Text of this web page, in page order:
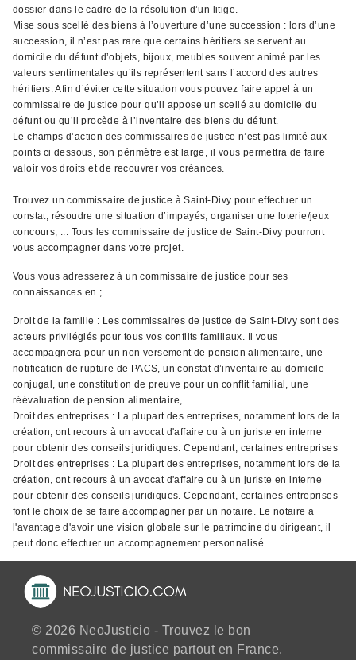
dossier dans le cadre de la résolution d’un litige.
Mise sous scellé des biens à l’ouverture d’une succession : lors d’une
succession, il n’est pas rare que certains héritiers se servent au
domicile du défunt d’objets, bijoux, meubles souvent animé par les
valeurs sentimentales qu’ils représentent sans l’accord des autres
héritiers. Afin d’éviter cette situation vous pouvez faire appel à un
commissaire de justice pour qu’il appose un scellé au domicile du
défunt ou qu’il procède à l’inventaire des biens du défunt.
Le champs d’action des commissaires de justice n’est pas limité aux
points ci dessous, son périmètre est large, il vous permettra de faire
valoir vos droits et de recouvrer vos créances.
Trouvez un commissaire de justice à Saint-Divy pour effectuer un
constat, résoudre une situation d’impayés, organiser une loterie/jeux
concours, ... Tous les commissaire de justice de Saint-Divy pourront
vous accompagner dans votre projet.
Vous vous adresserez à un commissaire de justice pour ses
connaissances en ;
Droit de la famille : Les commissaires de justice de Saint-Divy sont des
acteurs privilégiés pour tous vos conflits familiaux. Il vous
accompagnera pour un non versement de pension alimentaire, une
notification de rupture de PACS, un constat d’inventaire au domicile
conjugal, une constitution de preuve pour un conflit familial, une
réévaluation de pension alimentaire, …
Droit des entreprises : La plupart des entreprises, notamment lors de la
création, ont recours à un avocat d'affaire ou à un juriste en interne
pour obtenir des conseils juridiques. Cependant, certaines entreprises
Droit des entreprises : La plupart des entreprises, notamment lors de la
création, ont recours à un avocat d'affaire ou à un juriste en interne
pour obtenir des conseils juridiques. Cependant, certaines entreprises
font le choix de se faire accompagner par un notaire. Le notaire a
l'avantage d'avoir une vision globale sur le patrimoine du dirigeant, il
peut donc effectuer un accompagnement personnalisé.
© 2026 NeoJusticio - Trouvez le bon
commissaire de justice partout en France.